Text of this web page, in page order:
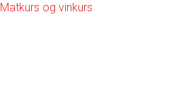
Matkurs og vinkurs